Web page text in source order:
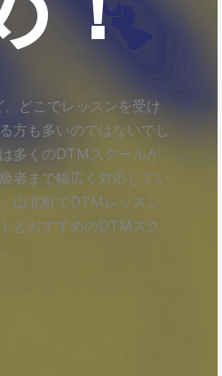
どこでレッスンを受け
方も多いのではないでし
多くのDTMスクールが
者まで幅広く対応してい
山北町でDTMレッスン
とおすすめのDTMスク